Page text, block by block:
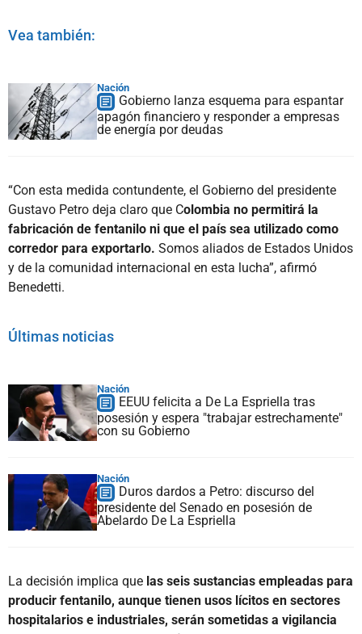
Vea también:
Nación
Gobierno lanza esquema para espantar
apagón financiero y responder a empresas
de energía por deudas
“Con esta medida contundente, el Gobierno del presidente
Gustavo Petro deja claro que Colombia no permitirá la
fabricación de fentanilo ni que el país sea utilizado como
corredor para exportarlo. Somos aliados de Estados Unidos
y de la comunidad internacional en esta lucha”, afirmó
Benedetti.
Últimas noticias
Nación
EEUU felicita a De La Espriella tras
posesión y espera "trabajar estrechamente"
con su Gobierno
Nación
Duros dardos a Petro: discurso del
presidente del Senado en posesión de
Abelardo De La Espriella
La decisión implica que las seis sustancias empleadas para
producir fentanilo, aunque tienen usos lícitos en sectores
hospitalarios e industriales, serán sometidas a vigilancia